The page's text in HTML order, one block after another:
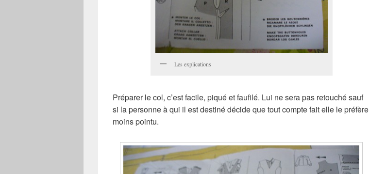
Les explications
Préparer le col, c’est facile, piqué et faufilé. Lui ne sera pas retouché sauf
si la personne à qui il est destiné décide que tout compte fait elle le préfère
moins pointu.